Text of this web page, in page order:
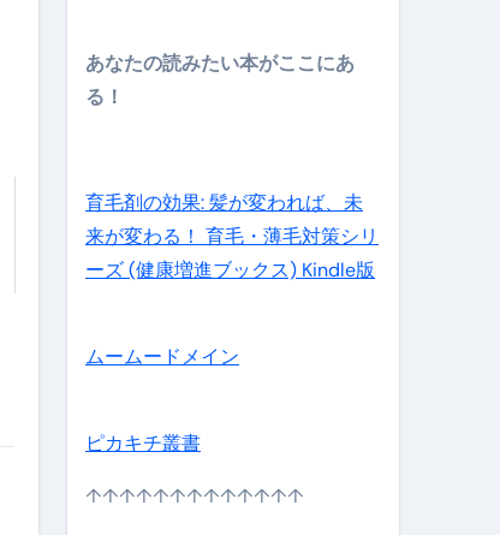
さらに貧しくなります。【 竹花貴騎 切り抜き 会社員
あなたの読みたい本がここにあ
る！
育毛剤の効果: 髪が変われば、未
来が変わる！ 育毛・薄毛対策シリ
ーズ (健康増進ブックス) Kindle版
ムームードメイン
ピカキチ叢書
↑↑↑↑↑↑↑↑↑↑↑↑↑